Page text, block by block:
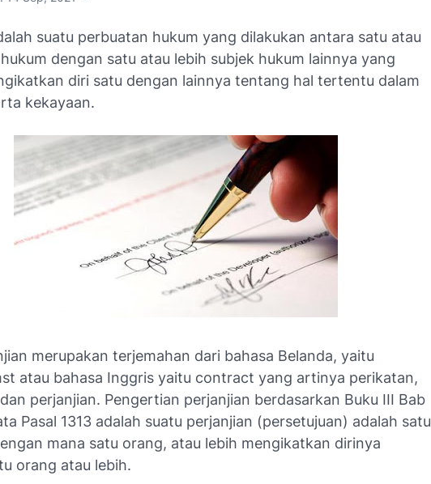
suatu perbuatan hukum yang dilakukan antara satu atau
dengan satu atau lebih subjek hukum lainnya yang
diri satu dengan lainnya tentang hal tertentu dalam
kekayaan.
merupakan terjemahan dari bahasa Belanda, yaitu
atau bahasa Inggris yaitu contract yang artinya perikatan,
perjanjian. Pengertian perjanjian berdasarkan Buku III Bab
Pasal 1313 adalah suatu perjanjian (persetujuan) adalah satu
mana satu orang, atau lebih mengikatkan dirinya
orang atau lebih.